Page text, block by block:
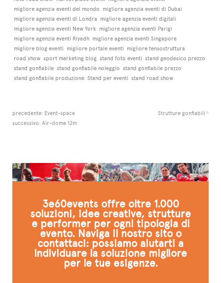
migliore agenzia eventi del mondo migliore agenzia eventi di Dubai
migliore agenzia eventi di Londra migliore agenzia eventi digitali
migliore agenzia eventi New York migliore agenzia eventi Parigi
migliore agenzia eventi Riyadh migliore agenzia eventi Singapore
migliore blog eventi migliore portale eventi migliore tensostruttura
road show sport marketing blog stand foto eventi stand geodesico prezzo
stand gonfiabile stand gonfiabile noleggio stand gonfiabile prezzo
stand gonfiabile produzione Stand per eventi stand road show
precedente: Event-space
successivo: Air-dome 12m
Strutture gonfiabili
3e60events offre oltre 1.000
soluzioni, idee creative, strutture
e performer per ogni tipologia di
evento. Naviga il nostro sito o
contattaci: possiamo aiutarti a
individuare la soluzione migliore
per le tue esigenze.